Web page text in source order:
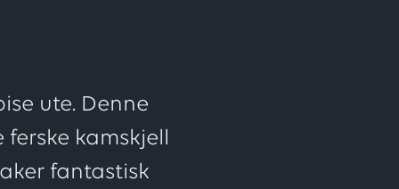
ute. Denne
kamskjell
fantastisk